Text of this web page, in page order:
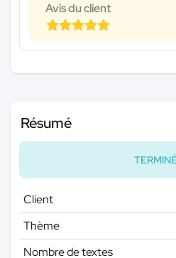
Avis du client
Résumé
Client
Thème
Nombre de textes